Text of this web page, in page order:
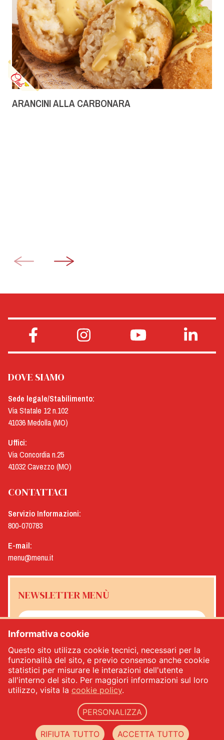
ARANCINI ALLA CARBONARA
DOVE SIAMO
Sede legale/Stabilimento:
Via Statale 12 n.102
41036 Medolla (MO)
Uffici:
Via Concordia n.25
41032 Cavezzo (MO)
CONTATTACI
Servizio Informazioni:
800-070783
E-mail:
menu@menu.it
NEWSLETTER MENÙ
ISCRIVITI
Menù srl - Dal 1932 Produttori Specialità Alimentari - PIVA: IT00333120368 - REA
00333120368 - Capitale sociale 1.000.000,00 - privacy-cookie policy-web agency
Informativa cookie
Questo sito utilizza cookie tecnici, necessari per la
funzionalità del sito, e previo consenso anche cookie
statistici per misurare le interazioni dell'utente
all'interno del sito. Per maggiori informazioni sul loro
utilizzo, visita la cookie policy.
PERSONALIZZA
RIFIUTA TUTTO ACCETTA TUTTO